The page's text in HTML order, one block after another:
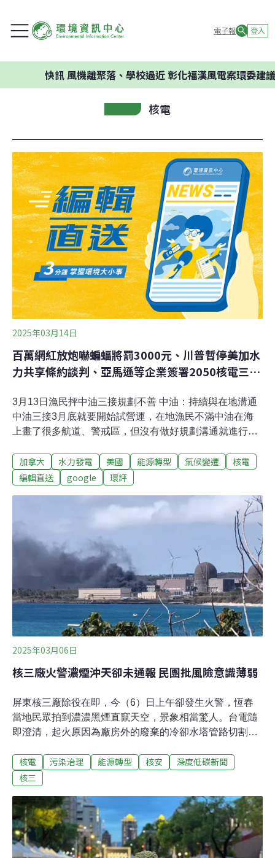
電子報 登入
風機離聚落、學校過近 彰化福漢風電案環委建議不應開發
核電
2025年03月14日
百萬網紅放炮嚇蝙蝠將罰3000元、川普暫停美加水
力共享條約談判、亞馬遜等企業簽署2050核電三倍
3月13日漁民抨中油三接規劃不善 中油：持續與在地溝通
中油三接3月底就要開始試營運，在地漁民不滿中油在海
上畫了很多航道、警戒區，但沒有做好規劃溝通就進行，
方案的補償金都給了漁會，針對3接營運之後的補償將比
照相關睦鄰規定持續進行溝通。（公視新聞網報導）網紅
擁有百萬粉絲的YouTuber「欸你這週要幹嘛」日前上傳赴
陽明山探險的影片，因在坪頂古圳涵洞內燃放鞭炮干擾蝙
蝠，而遭到動保團體撻伐。「欸你這週要幹嘛」雖已下架
爭議影片並道歉，但陽管處調查後，仍認定已違反《國家
公園法》，將依法處3000元以下罰鍰。（公視新聞網報
加拿大 水力發電 美國 能源轉型 氣候變遷
核電
編輯直送
google 環評
2025年03月06日
核三廠火警濃煙沖天卻未通報 民團批風險意識薄弱
屏東核三廠除役在即，今（6）日上午卻發生火警，恆春
當地民眾拍到濃濃黑煙直竄天空，景象相當驚人。台電隨
即澄清，起火原因為廠房外的廢棄的冷卻水塔管路切割工
與輻射安全，後續火勢也已控制。但核安會表示將針對此
案展開調查究責，屏東縣府也將針對火警未通報開罰。切
傳出陣陣濃煙，引起民眾驚慌。台電說明，上午11時23分
接獲通報，核三廠廢棄之空壓機廠房南側的冷卻水塔發生
火警，廠內消防隊迅速展開滅火行動，大約於11時35分撲
滅火勢。台電解釋，空壓機廠房與目前運轉中的2號機距
核電 污染治理 能源轉型 核安
深度低碳新聞
核三